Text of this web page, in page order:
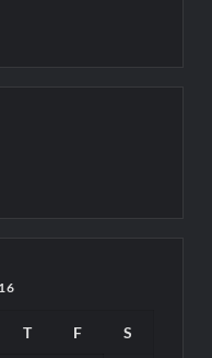
T F S